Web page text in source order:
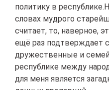
политику в
словах мудрого
считает, то, наверное,
ещё раз подтверждает
дружественные и
республике между
для меня является